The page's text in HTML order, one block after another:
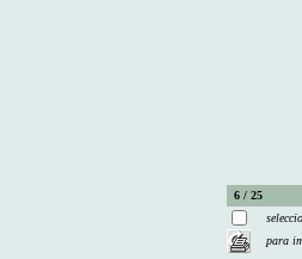
6 / 25
para